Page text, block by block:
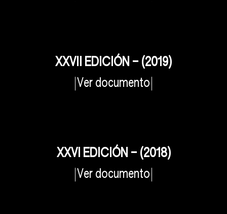
XXVII EDICIÓN – (2019)
Ver documento
XXVI EDICIÓN – (2018)
Ver documento